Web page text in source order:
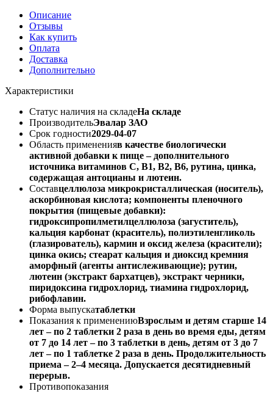
Описание
Отзывы
Как купить
Оплата
Доставка
Дополнительно
Характеристики
Статус наличия на складеНа складе
ПроизводительЭвалар ЗАО
Срок годности2029-04-07
Область примененияв качестве биологически
активной добавки к пище – дополнительного
источника витаминов С, В1, В2, В6, рутина, цинка,
содержащая антоцианы и лютеин.
Составцеллюлоза микрокристаллическая (носитель),
аскорбиновая кислота; компоненты пленочного
покрытия (пищевые добавки):
гидроксипропилметилцеллюлоза (загуститель),
кальция карбонат (краситель), полиэтиленгликоль
(глазирователь), кармин и оксид железа (красители);
цинка окись; стеарат кальция и диоксид кремния
аморфный (агенты антислеживающие); рутин,
лютеин (экстракт бархатцев), экстракт черники,
пиридоксина гидрохлорид, тиамина гидрохлорид,
рибофлавин.
Форма выпускатаблетки
Показания к применениюВзрослым и детям старше 14
лет – по 2 таблетки 2 раза в день во время еды, детям
от 7 до 14 лет – по 3 таблетки в день, детям от 3 до 7
лет – по 1 таблетке 2 раза в день. Продолжительность
приема – 2–4 месяца. Допускается десятидневный
перерыв.
Противопоказания